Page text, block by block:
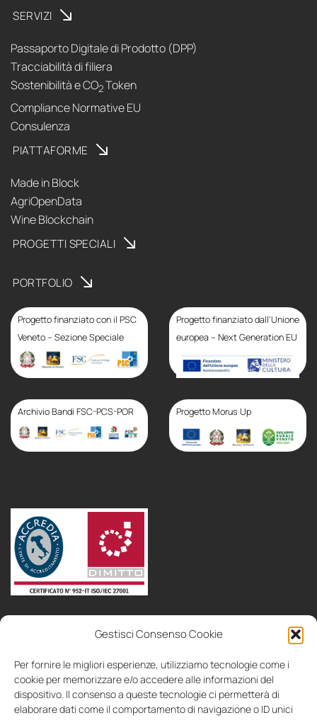
Gestisci Consenso Cookie
Per fornire le migliori esperienze, utilizziamo tecnologie come i
cookie per memorizzare e/o accedere alle informazioni del
dispositivo. Il consenso a queste tecnologie ci permetterà di
elaborare dati come il comportamento di navigazione o ID unici
SERVIZI
Passaporto Digitale di Prodotto (DPP)
Tracciabilità di filiera
Sostenibilità e CO2Token
Compliance Normative EU
Consulenza
PIATTAFORME
Made in Block
AgriOpenData
Wine Blockchain
PROGETTI SPECIALI
PORTFOLIO
Progetto finanziato con il PSC
Veneto – Sezione Speciale
Progetto finanziato con
Speciale
Progetto finanziato dall’Unione
europea – Next Generation EU
Archivio Bandi FSC-PCS-POR Progetto Morus Up
bandiconsulenzacollaboriamo EN